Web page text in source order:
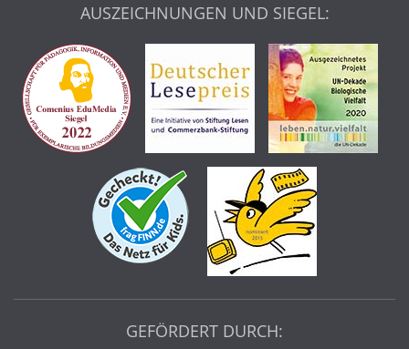
AUSZEICHNUNGEN UND SIEGEL:
GEFÖRDERT DURCH: